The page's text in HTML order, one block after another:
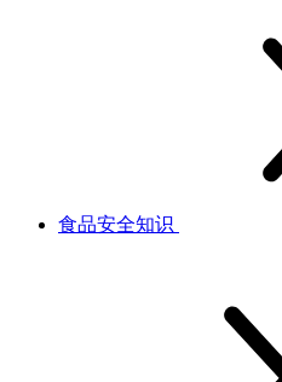
食品安全知识